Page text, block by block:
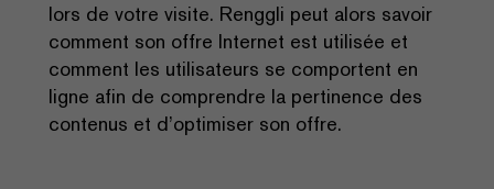
lors de votre visite. Renggli peut alors savoir
comment son offre Internet est utilisée et
comment les utilisateurs se comportent en
ligne afin de comprendre la pertinence des
contenus et d’optimiser son offre.